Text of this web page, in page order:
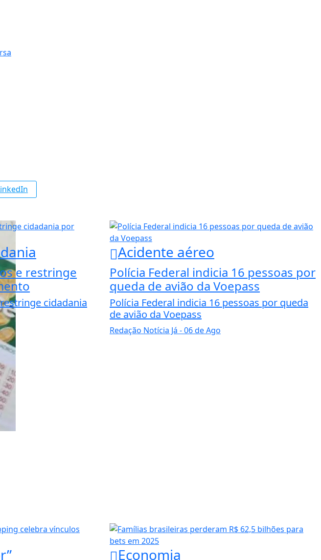
e restringe
cidadania
Acidente aéreo
Polícia Federal indicia 16 pessoas por
queda de avião da Voepass
Polícia Federal indicia 16 pessoas por queda
de avião da Voepass
Redação Notícia Já - 06 de Ago
Economia